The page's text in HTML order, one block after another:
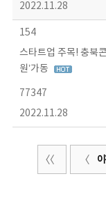
2022.11.28
154
스타트업 주목! 충북
원’가동
77347
2022.11.28